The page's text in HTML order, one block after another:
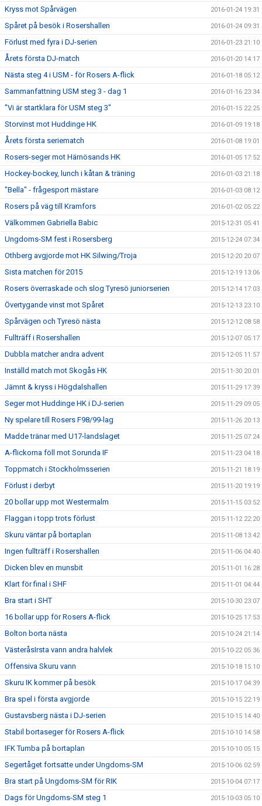
Kryss mot Spårvägen 2016-01-24 19:31
Spåret på besök i Rosershallen 2016-01-24 09:31
Förlust med fyra i DJ-serien 2016-01-23 21:10
Årets första DJ-match 2016-01-20 14:17
Nästa steg 4 i USM - för Rosers A-flick 2016-01-18 05:12
Sammanfattning USM steg 3 - dag 1 2016-01-16 23:34
"Vi är startklara för USM steg 3" 2016-01-15 22:25
Storvinst mot Huddinge HK 2016-01-09 19:18
Årets första seriematch 2016-01-08 19:01
Rosers-seger mot Härnösands HK 2016-01-05 17:52
Hockey-bockey, lunch i kåtan & träning 2016-01-03 21:18
"Bella" - frågesport mästare 2016-01-03 08:12
Rosers på väg till Kramfors 2016-01-02 05:22
Välkommen Gabriella Babic 2015-12-31 05:41
Ungdoms-SM fest i Rosersberg 2015-12-24 07:34
Othberg avgjorde mot HK Silwing/Troja 2015-12-20 20:07
Sista matchen för 2015 2015-12-19 13:06
Rosers överraskade och slog Tyresö juniorserien 2015-12-14 17:03
Övertygande vinst mot Spåret 2015-12-13 23:10
Spårvägen och Tyresö nästa 2015-12-12 08:58
Fullträff i Rosershallen 2015-12-07 05:17
Dubbla matcher andra advent 2015-12-05 11:57
Inställd match mot Skogås HK 2015-11-30 20:01
Jämnt & kryss i Högdalshallen 2015-11-29 17:39
Seger mot Huddinge HK i DJ-serien 2015-11-29 09:05
Ny spelare till Rosers F98/99-lag 2015-11-26 20:13
Madde tränar med U17-landslaget 2015-11-25 07:24
A-flickorna föll mot Sorunda IF 2015-11-23 04:18
Toppmatch i Stockholmsserien 2015-11-21 18:19
Förlust i derbyt 2015-11-20 19:19
20 bollar upp mot Westermalm 2015-11-15 03:52
Flaggan i topp trots förlust 2015-11-12 22:20
Skuru väntar på bortaplan 2015-11-08 13:42
Ingen fullträff i Rosershallen 2015-11-06 04:40
Dicken blev en munsbit 2015-11-01 16:28
Klart för final i SHF 2015-11-01 04:44
Bra start i SHT 2015-10-30 23:07
16 bollar upp för Rosers A-flick 2015-10-25 17:53
Bolton borta nästa 2015-10-24 21:14
VästeråsIrsta vann andra halvlek 2015-10-22 05:36
Offensiva Skuru vann 2015-10-18 15:10
Skuru IK kommer på besök 2015-10-17 04:39
Bra spel i första avgjorde 2015-10-15 22:19
Gustavsberg nästa i DJ-serien 2015-10-15 14:40
Stabil bortaseger för Rosers A-flick 2015-10-10 14:58
IFK Tumba på bortaplan 2015-10-10 05:15
Segertåget fortsatte under Ungdoms-SM 2015-10-06 02:59
Bra start på Ungdoms-SM för RIK 2015-10-04 07:17
Dags för Ungdoms-SM steg 1 2015-10-03 05:10